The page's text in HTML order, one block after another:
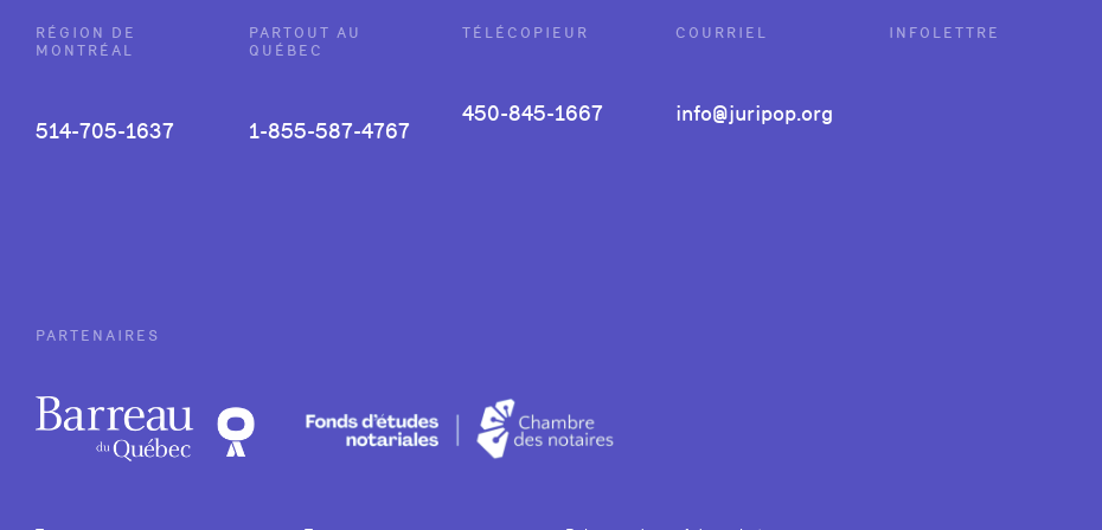
ARTICLES
RÉGION DE
MONTRÉAL
514-705-1637
PARTOUT AU
QUÉBEC
1-855-587-4767
TÉLÉCOPIEUR
450-845-1667
COURRIEL
info@juripop.org
INFOLETTRE
PARTENAIRES